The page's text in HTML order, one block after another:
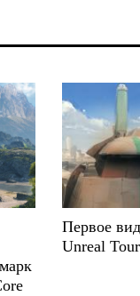
Первое
Unreal